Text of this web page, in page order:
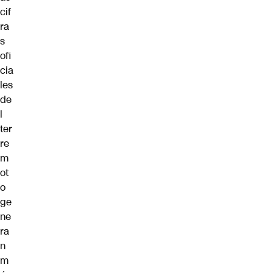
cif
ra
s
ofi
cia
les
de
l
ter
re
m
ot
o
ge
ne
ra
n
m